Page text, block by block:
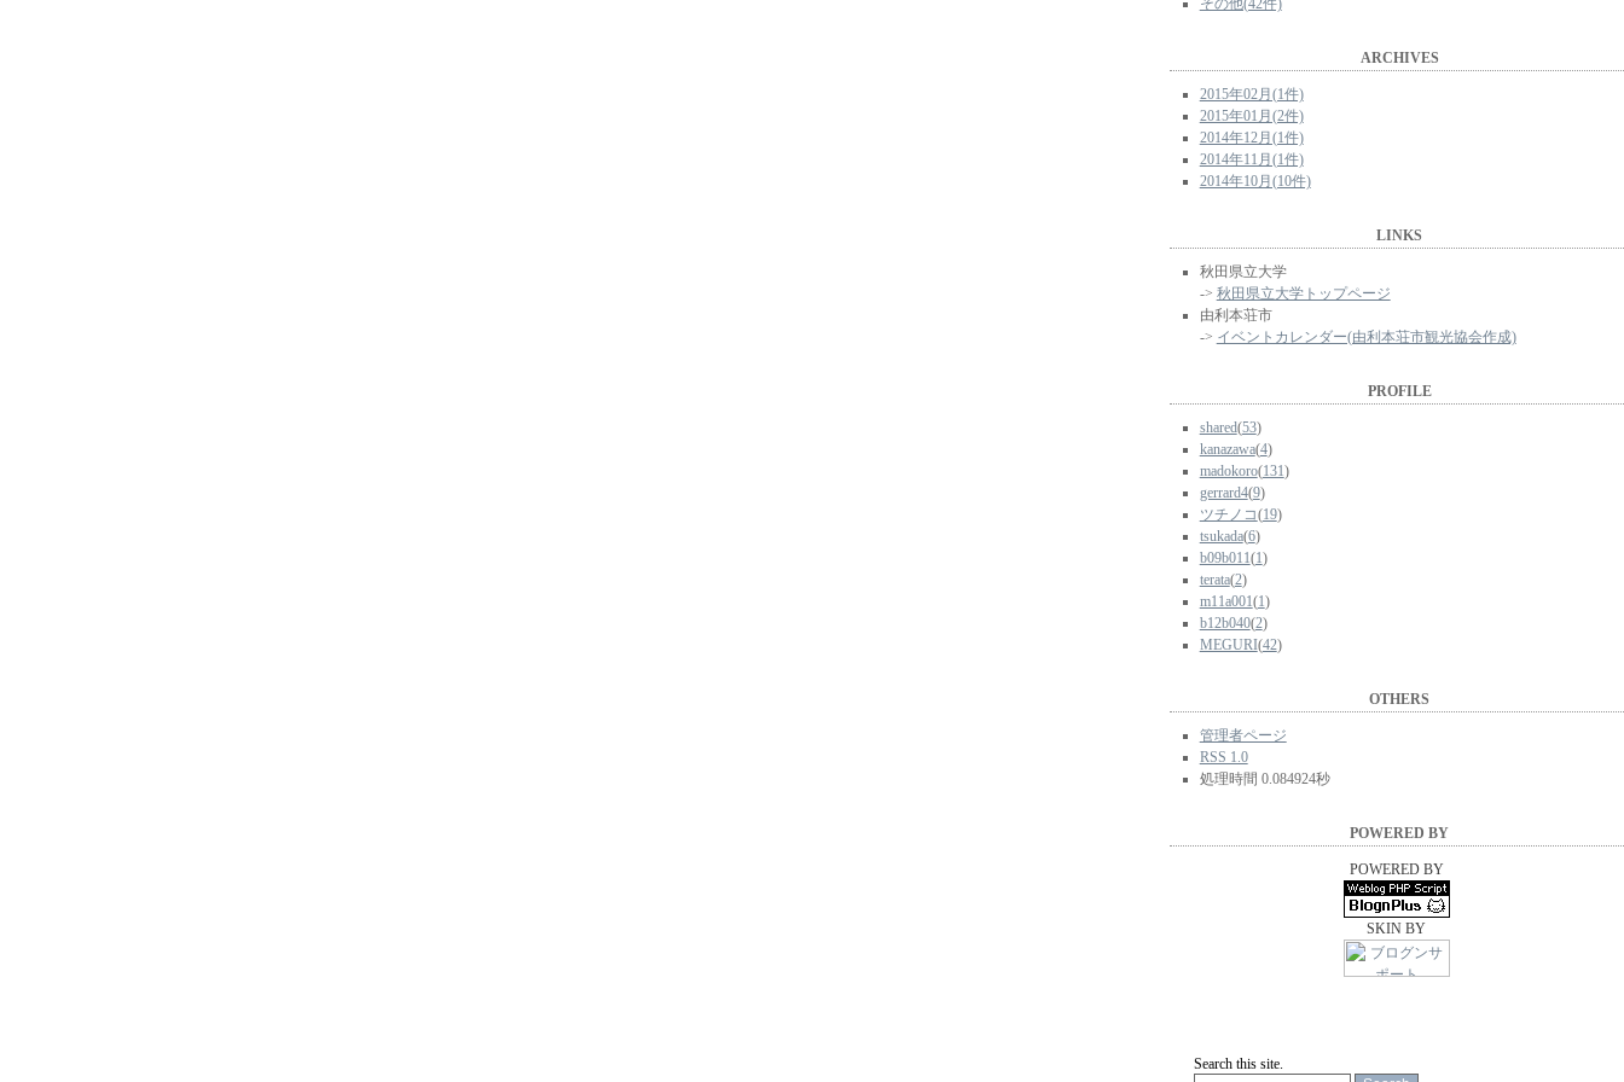
その他(42件)
ARCHIVES
2015年02月(1件)
2015年01月(2件)
2014年12月(1件)
2014年11月(1件)
2014年10月(10件)
LINKS
秋田県立大学
-> 秋田県立大学トップページ
由利本荘市
-> イベントカレンダー(由利本荘市観光協会作成)
PROFILE
shared(53)
kanazawa(4)
madokoro(131)
gerrard4(9)
ツチノコ(19)
tsukada(6)
b09b011(1)
terata(2)
m11a001(1)
b12b040(2)
MEGURI(42)
OTHERS
管理者ページ
RSS 1.0
処理時間 0.084924秒
POWERED BY
POWERED BY
SKIN BY
Search this site.